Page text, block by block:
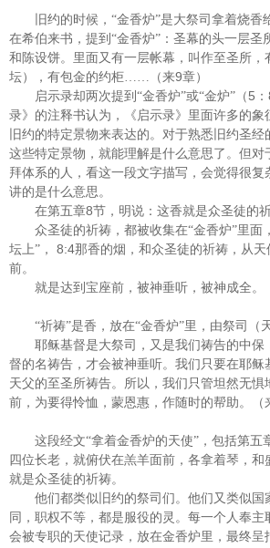
旧约的时候，“金香炉”是大祭司拿着烧香
在希伯来书，提到“金香炉”：圣幕的头一层圣
和陈设饼。里面又有一层帐幕，叫作至圣所，
坛），有包金的约柜……（来9章）
启示录却两次提到“金香炉”或“金炉”（ 5 ：
录》的注释书认为，《启示录》里面许多的象
旧约的特定景物来表达的。对于熟悉旧约圣经
这些特定景物，就能理解是什么意思了。但对
拜体系的人，看这一段文字描写，会觉得很复
讲的是什么意思。
在第五章8节，明说：这香就是众圣徒的祈
众圣徒的祈祷，都被收集在“金香炉”里面
坛上”，
8:4那香的烟，和众圣徒的祈祷，从
前。
就是达到宝座前，被神垂听，被神成全。
“祈祷”是香，放在“金香炉”里，由祭司（
耶稣基督是大祭司，又是我们祷告的中保
督的名祷告，才会被神垂听。我们只要在耶稣
天父的至圣所祷告。所以，我们只管坦然无惧
前，为要得怜恤，蒙恩惠，作随时的帮助。（
这段经文“拿着金香炉的天使”，包括第五
四位长老，就俯伏在羔羊面前，各拿着琴，和
就是众圣徒的祈祷。
他们都类似旧约的祭司们。他们又类似国
同，职权不等，都是服役的灵。每一个人奉
会被专职的天使记录，放在金香炉里，最终呈